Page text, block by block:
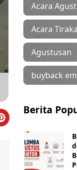
Acara
Acara
Agustusan
buyback
Berita